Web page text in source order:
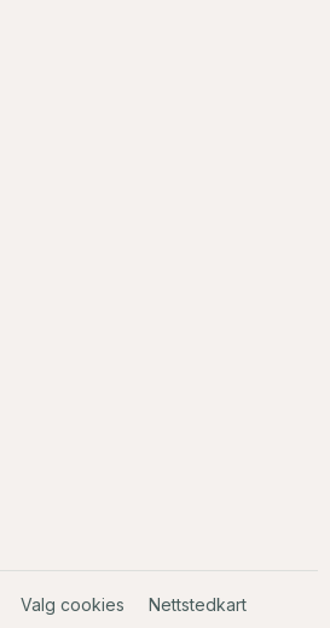
Valg cookies Nettstedkart